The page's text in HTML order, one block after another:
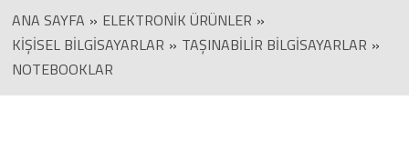
ANA SAYFA » ELEKTRONIK ÜRÜNLER »
KIŞISEL BILGISAYARLAR » TAŞINABILIR BILGISAYARLAR »
NOTEBOOKLAR